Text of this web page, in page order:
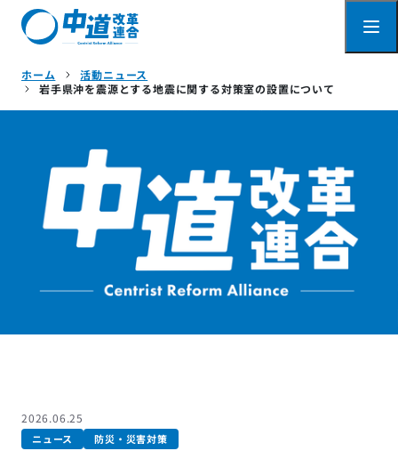
ホーム
活動ニュース
岩手県沖を震源とする地震に関する対策室の設置について
2026.06.25
ニュース 防災・災害対策